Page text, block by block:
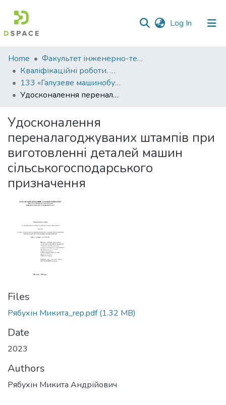
Log In (current)
Communities
&
Collections
All of DSpace
Statistics
Home
Факультет інженерно-технологічний
Кваліфікаційні роботи. Факультет інженерно-технологічний
133 «Галузеве машинобудування» - Магістри 2023-2024
Удосконалення переналагоджуваних штампів при виготовленні деталей машин сільськогосподарського призначення
Удосконалення
переналагоджуваних штампів при
виготовленні деталей машин
сільськогосподарського
призначення
Files
Рябухін Микита_rep.pdf(1.32 MB)
Date
2023
Authors
Рябухін Микита Андрійович